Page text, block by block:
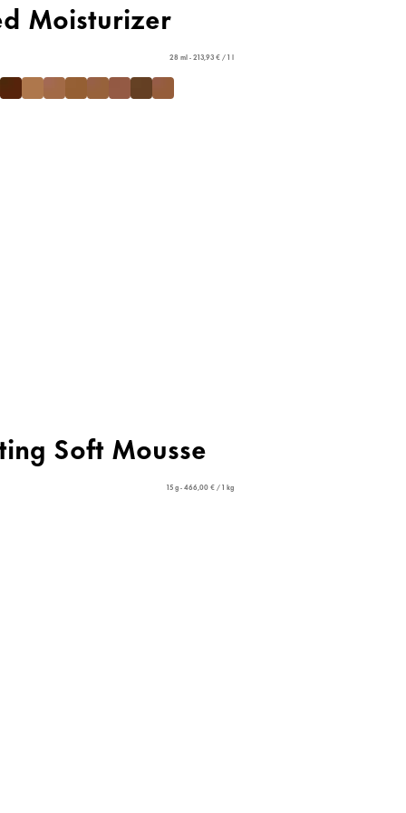
Moisturizer
28 ml - 213,93 € / 1 l
Soft Mousse
15 g - 466,00 € / 1 kg